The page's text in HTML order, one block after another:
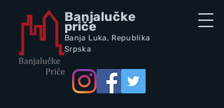
Banjalučke
priče
Banja Luka, Republika
Srpska